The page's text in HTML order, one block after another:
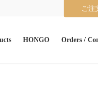
ご注
HONGO Orders /